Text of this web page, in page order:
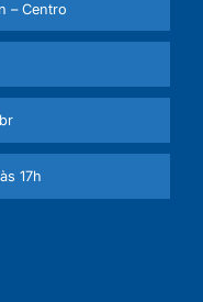
– Centro
17h